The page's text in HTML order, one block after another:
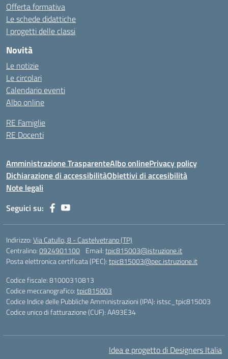
Offerta formativa
Le schede didattiche
I progetti delle classi
Novità
Le notizie
Le circolari
Calendario eventi
Albo online
RE Famiglie
RE Docenti
Amministrazione TrasparenteAlbo onlinePrivacy policy
Dichiarazione di accessibilitàObiettivi di accesibilità
Note legali
Seguici su:
Indirizzo:Via Catullo, 8 - Castelvetrano (TP)
Centralino:0924901100 Email:tpic815003@istruzione.it
Posta elettronica certificata (PEC):tpic815003@pec.istruzione.it
Codice fiscale: 81000310813
Codice meccanografico:tpic815003
Codice Indice delle Pubbliche Amministrazioni (IPA): istsc_tpic815003
Codice unico di fatturazione (CUF): AA93E34
Idea e progetto di Designers Italia